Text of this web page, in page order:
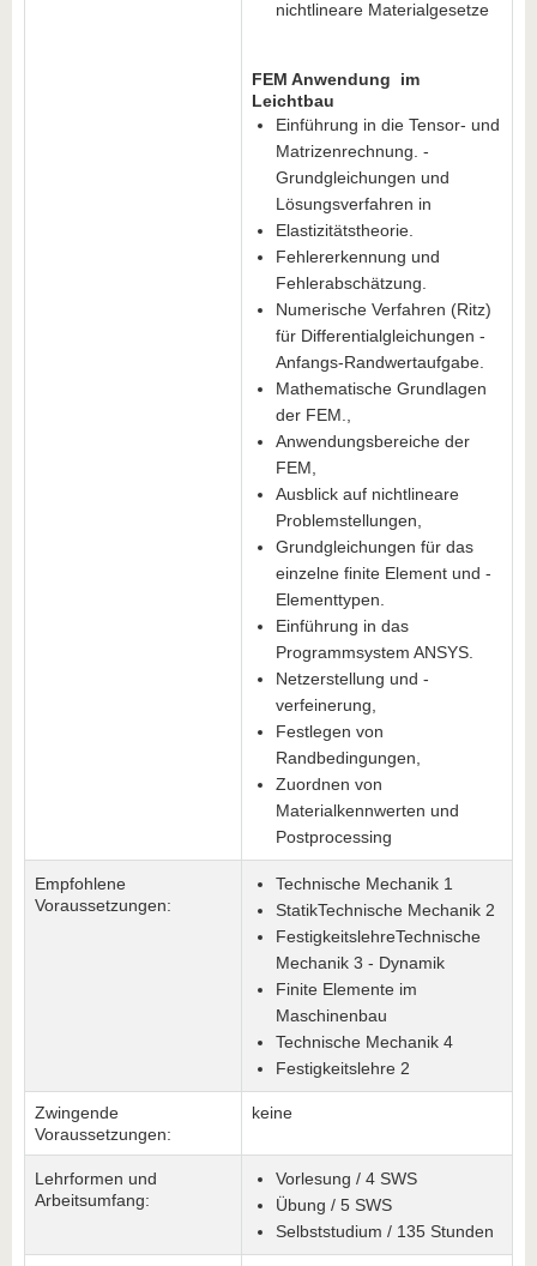
nichtlineare Materialgesetze
FEM Anwendung im
Leichtbau
Einführung in die Tensor- und
Matrizenrechnung. -
Grundgleichungen und
Lösungsverfahren in
Elastizitätstheorie.
Fehlererkennung und
Fehlerabschätzung.
Numerische Verfahren (Ritz)
für Differentialgleichungen -
Anfangs-Randwertaufgabe.
Mathematische Grundlagen
der FEM.,
Anwendungsbereiche der
FEM,
Ausblick auf nichtlineare
Problemstellungen,
Grundgleichungen für das
einzelne finite Element und -
Elementtypen.
Einführung in das
Programmsystem ANSYS.
Netzerstellung und -
verfeinerung,
Festlegen von
Randbedingungen,
Zuordnen von
Materialkennwerten und
Postprocessing
Empfohlene
Voraussetzungen:
Technische Mechanik 1
StatikTechnische Mechanik 2
FestigkeitslehreTechnische
Mechanik 3 - Dynamik
Finite Elemente im
Maschinenbau
Technische Mechanik 4
Festigkeitslehre 2
Zwingende
Voraussetzungen:
keine
Lehrformen und
Arbeitsumfang:
Vorlesung / 4 SWS
Übung / 5 SWS
Selbststudium / 135 Stunden